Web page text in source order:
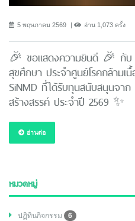
5 พฤษภาคม 2569 อ่าน 1,073 ครั้ง
🎉 ขอแสดงความยินดี 🎉 กับ
สุขศึกษา ประจำศูนย์โรคกล้ามเ
SiNMD ที่ได้รับทุนสนับสนุนจา
สร้างสรรค์ ประจำปี 2569 ✨
อ่านต่อ
หมวดหมู่
ปฏิทินกิจกรรม 6